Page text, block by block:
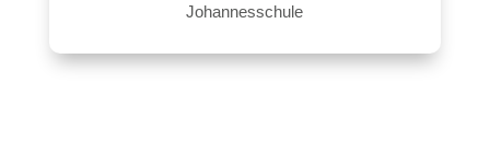
Johannesschule